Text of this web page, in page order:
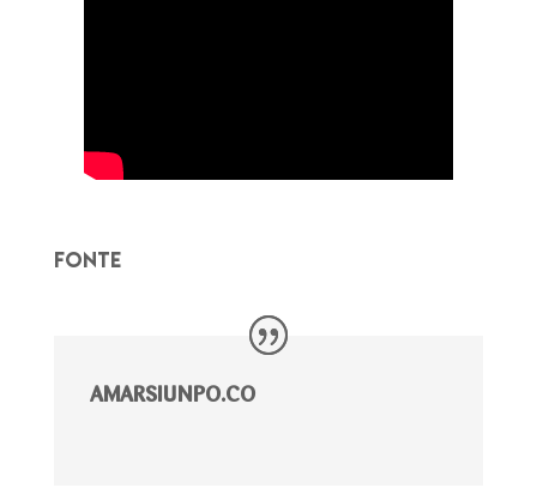
FONTE
AMARSIUNPO.CO